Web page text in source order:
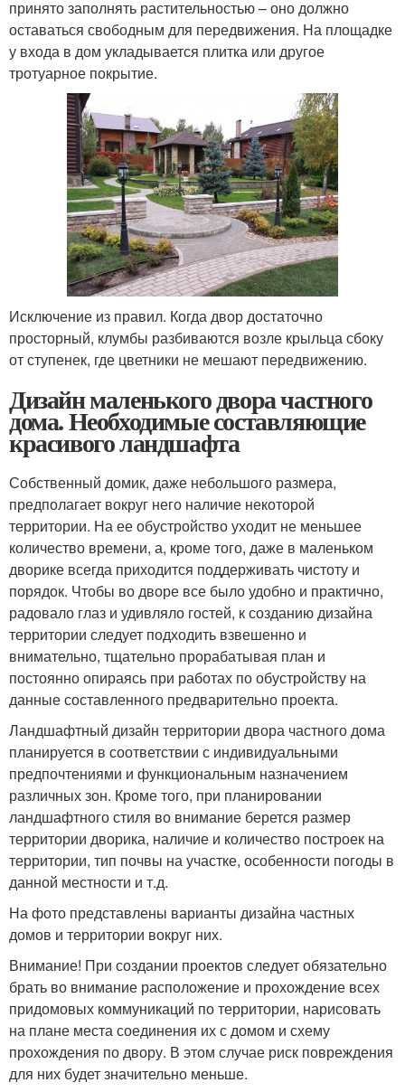
принято заполнять растительностью – оно должно
оставаться свободным для передвижения. На площадке
у входа в дом укладывается плитка или другое
тротуарное покрытие.
Исключение из правил. Когда двор достаточно
просторный, клумбы разбиваются возле крыльца сбоку
от ступенек, где цветники не мешают передвижению.
Дизайн маленького двора частного
дома. Необходимые составляющие
красивого ландшафта
Собственный домик, даже небольшого размера,
предполагает вокруг него наличие некоторой
территории. На ее обустройство уходит не меньшее
количество времени, а, кроме того, даже в маленьком
дворике всегда приходится поддерживать чистоту и
порядок. Чтобы во дворе все было удобно и практично,
радовало глаз и удивляло гостей, к созданию дизайна
территории следует подходить взвешенно и
внимательно, тщательно прорабатывая план и
постоянно опираясь при работах по обустройству на
данные составленного предварительно проекта.
Ландшафтный дизайн территории двора частного дома
планируется в соответствии с индивидуальными
предпочтениями и функциональным назначением
различных зон. Кроме того, при планировании
ландшафтного стиля во внимание берется размер
территории дворика, наличие и количество построек на
территории, тип почвы на участке, особенности погоды в
данной местности и т.д.
На фото представлены варианты дизайна частных
домов и территории вокруг них.
Внимание! При создании проектов следует обязательно
брать во внимание расположение и прохождение всех
придомовых коммуникаций по территории, нарисовать
на плане места соединения их с домом и схему
прохождения по двору. В этом случае риск повреждения
для них будет значительно меньше.